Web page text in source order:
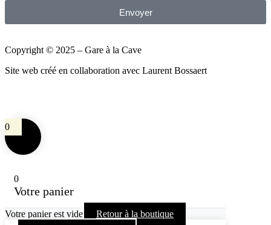
Envoyer
Copyright © 2025 – Gare à la Cave
Site web créé en collaboration avec Laurent Bossaert
0
0
Votre panier
Votre panier est vide Retour à la boutique